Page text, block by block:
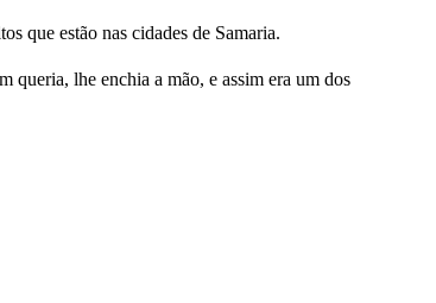
que estão nas cidades de Samaria.
queria, lhe enchia a mão, e assim era um dos